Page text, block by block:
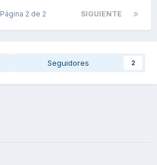
SIGUIENTE
Página 2 de 2
Seguidores 2